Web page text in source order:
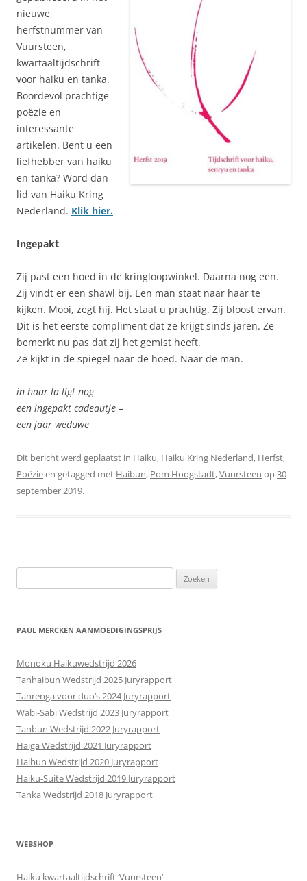
nieuwe
herfstnummer van
Vuursteen,
kwartaaltijdschrift
voor haiku en tanka.
Boordevol prachtige
poëzie en
interessante
artikelen. Bent u een
liefhebber van haiku
en tanka? Word dan
lid van Haiku Kring
Nederland. Klik hier.
Ingepakt
Zij past een hoed in de kringloopwinkel. Daarna nog een.
Zij vindt er een shawl bij. Een man staat naar haar te
kijken. Mooi, zegt hij. Het staat u prachtig. Zij bloost ervan.
Dit is het eerste compliment dat ze krijgt sinds jaren. Ze
bemerkt nu pas dat zij het gemist heeft.
Ze kijkt in de spiegel naar de hoed. Naar de man.
in haar la ligt nog
een ingepakt cadeautje –
een jaar weduwe
Dit bericht werd geplaatst in Haiku, Haiku Kring Nederland, Herfst,
Poëzieen getagged met Haibun, Pom Hoogstadt,Vuursteen op30
september 2019.
naar:
PAUL MERCKEN AANMOEDIGINGSPRIJS
Monoku Haikuwedstrijd 2026
Tanhaibun Wedstrijd 2025 Juryrapport
Tanrenga voor duo’s 2024 Juryrapport
Wabi-Sabi Wedstrijd 2023 Juryrapport
Tanbun Wedstrijd 2022 Juryrapport
Haiga Wedstrijd 2021 Juryrapport
Haibun Wedstrijd 2020 Juryrapport
Haiku-Suite Wedstrijd 2019 Juryrapport
Tanka Wedstrijd 2018 Juryrapport
WEBSHOP
Haiku kwartaaltijdschrift ‘Vuursteen’